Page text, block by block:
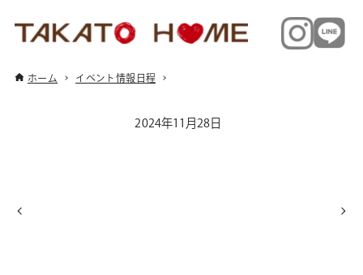
ホーム イベント情報日程
2024年11月28日